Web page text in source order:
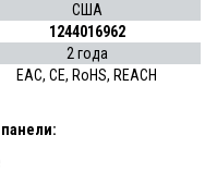
США
1244016962
2 года
EAC, CE, RoHS, REACH